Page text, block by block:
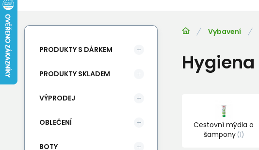
Vybavení
Hygiena
Cestovní mýdla a
šampony 1
PRODUKTY S DÁRKEM
PRODUKTY SKLADEM
VÝPRODEJ
OBLEČENÍ
BOTY